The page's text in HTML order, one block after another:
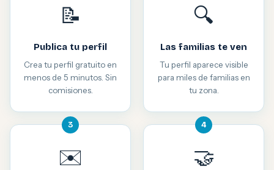
📝
Publica tu perfil
Crea tu perfil gratuito en
menos de 5 minutos. Sin
comisiones.
🔍
Las familias te ven
Tu perfil aparece visible
para miles de familias en
tu zona.
3
✉️
4
🤝